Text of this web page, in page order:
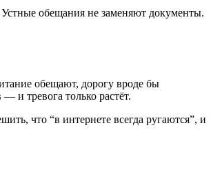
обещания не заменяют документы.
обещают, дорогу вроде бы
и тревога только растёт.
что “в интернете всегда ругаются”, и